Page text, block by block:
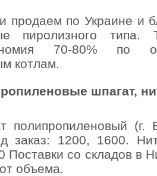
продаем по Украине и
пиролизного
70-80% по
котлам.
шпагат,
полипропиленовый (г.
заказ: 1200, 1600.
Поставки со складов в
объема.